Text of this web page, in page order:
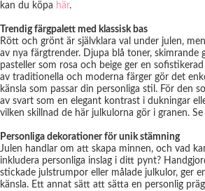
kan du köpa här.
Trendig färgpalett med klassisk bas
Rött och grönt är självklara val under julen,
av nya färgtrender. Djupa blå toner, skimrande
pasteller som rosa och beige ger en
av traditionella och moderna färger gör det
känsla som passar din personliga stil. För den
av svart som en elegant kontrast i dukningar
vilken skillnad de här julkulorna gör i granen.
Personliga dekorationer för unik stämning
Julen handlar om att skapa minnen, och vad
inkludera personliga inslag i ditt pynt?
stickade julstrumpor eller målade julkulor, ger
känsla. Ett annat sätt att sätta en personlig